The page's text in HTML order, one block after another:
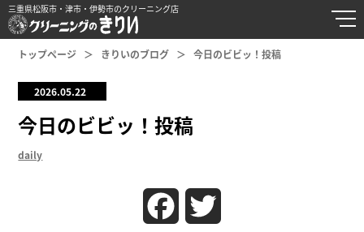
三重県松阪市・津市・伊勢市のクリーニング店
トップページ きりいのブログ 今日のビビッ！投稿
2026.05.22
今日のビビッ！投稿
daily
Facebook